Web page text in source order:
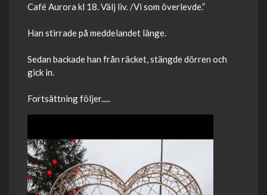
Café Aurora kl 18. Välj liv. /Vi som överlevde.”
Han stirrade på meddelandet länge.
Sedan backade han från räcket, stängde dörren och
gick in.
Fortsättning följer.....